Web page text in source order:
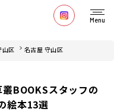
Menu
山区 名古屋 守山区
BOOKSスタッフの
絵本13選